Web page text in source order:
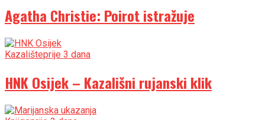
Agatha Christie: Poirot istražuje
Kazališteprije 3 dana
HNK Osijek – Kazališni rujanski klik